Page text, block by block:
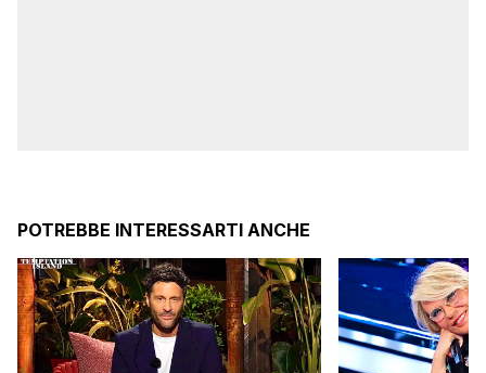
POTREBBE INTERESSARTI ANCHE